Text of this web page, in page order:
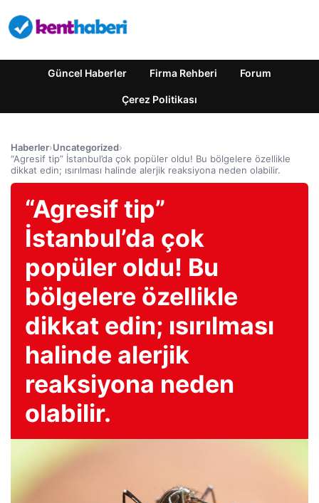
Güncel Haberler Firma Rehberi Forum
Çerez Politikası
Haberler›Uncategorized›
“Agresif tip” İstanbul’da çok popüler oldu! Bu bölgelere özellikle
dikkat edin; ısırılması halinde alerjik reaksiyona neden olabilir.
“Agresif tip”
İstanbul’da çok
popüler oldu! Bu
bölgelere özellikle
dikkat edin; ısırılması
halinde alerjik
reaksiyona neden
olabilir.